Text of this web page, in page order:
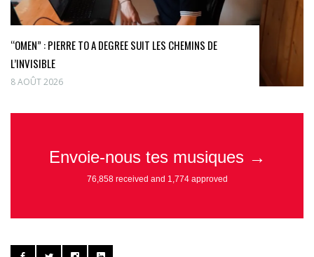
“OMEN” : PIERRE TO A DEGREE SUIT LES CHEMINS DE
L’INVISIBLE
8 AOÛT 2026